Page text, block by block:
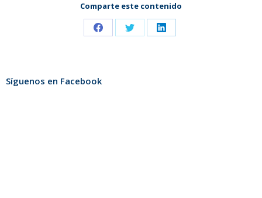
Comparte este contenido
Share Share Share
Síguenos en Facebook